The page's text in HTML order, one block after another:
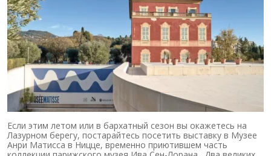
Если этим летом или в бархатный сезон вы окажетесь на
Лазурном берегу, постарайтесь посетить выставку в Музее
Анри Матисса в Ницце, временно приютившем часть